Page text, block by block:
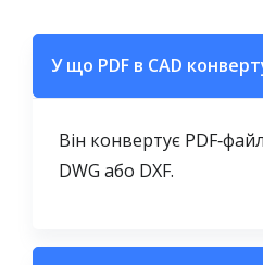
У що PDF в CAD
Він конвертує
DWG або DXF.